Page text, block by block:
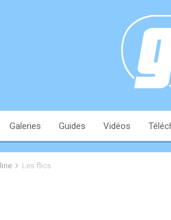
Galeries Guides Vidéos
Les flics